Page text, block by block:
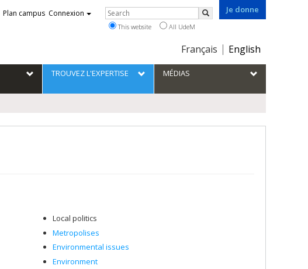
Je donne
Choix
la
langue
Français English
Plan campus Connexion Rechercher
Search
This website All UdeM
TROUVEZ L'EXPERTISE MÉDIAS
Local politics
Metropolises
Environmental issues
Environment